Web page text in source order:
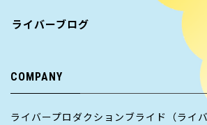
ライバーブログ
COMPANY
ライバープロダクションブライド（ライ